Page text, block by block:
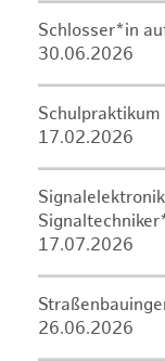
Schlosser*in
30.06.2026
17.02.2026
17.07.2026
26.06.2026